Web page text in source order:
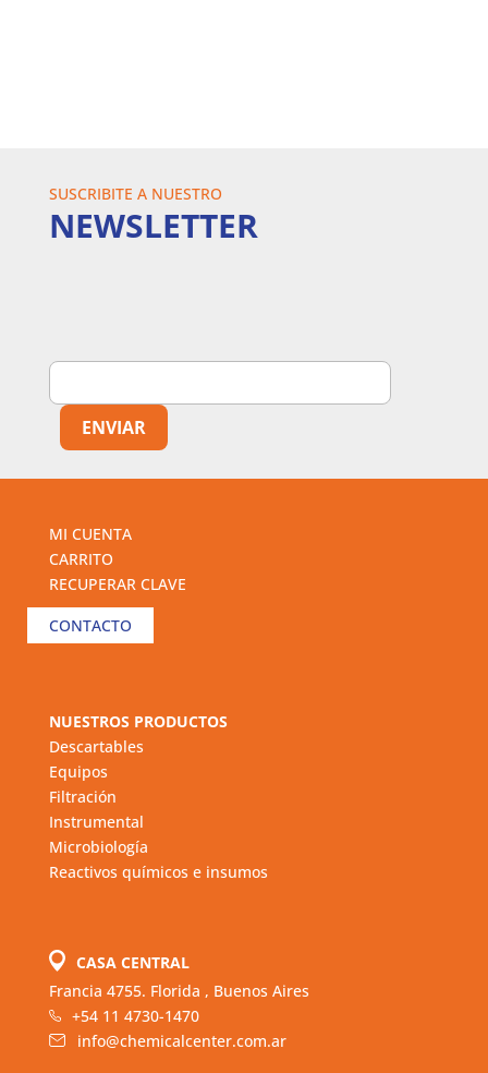
SUSCRIBITE A NUESTRO
NEWSLETTER
MI CUENTA
CARRITO
RECUPERAR CLAVE
CONTACTO
NUESTROS PRODUCTOS
Descartables
Equipos
Filtración
Instrumental
Microbiología
Reactivos químicos e insumos
CASA CENTRAL
Francia 4755. Florida , Buenos Aires
+54 11 4730-1470
info@chemicalcenter.com.ar